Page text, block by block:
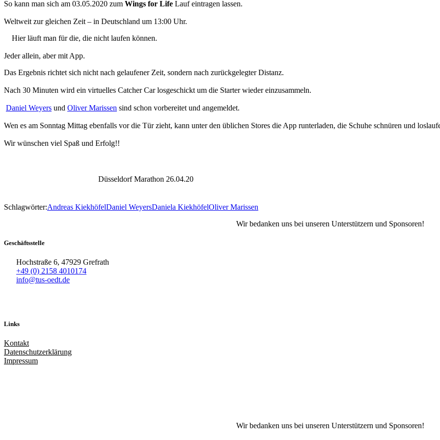
So kann man sich am 03.05.2020 zum Wings for Life Lauf eintragen lassen.
Weltweit zur gleichen Zeit – in Deutschland um 13:00 Uhr.
Hier läuft man für die, die nicht laufen können.
Jeder allein, aber mit App.
Das Ergebnis richtet sich nicht nach gelaufener Zeit, sondern nach zurückgelegter Distanz.
Nach 30 Minuten wird ein virtuelles Catcher Car losgeschickt um die Starter wieder einzusammeln.
Daniel Weyers und Oliver Marissen sind schon vorbereitet und angemeldet.
Wen es am Sonntag Mittag ebenfalls vor die Tür zieht, kann unter den üblichen Stores die App runterladen, die Schuhe schnüren und
Wir wünschen viel Spaß und Erfolg!!
Düsseldorf Marathon 26.04.20
Schlagwörter:Andreas KiekhöfelDaniel WeyersDaniela KiekhöfelOliver Marissen
Wir bedanken uns bei unseren Unterstützern und Sponsoren!
Geschäftsstelle
Hochstraße 6, 47929 Grefrath
+49 (0) 2158 4010174
info@tus-oedt.de
Links
Kontakt
Datenschutzerklärung
Impressum
Wir bedanken uns bei unseren Unterstützern und Sponsoren!